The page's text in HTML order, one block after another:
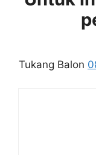
Tukang Balon